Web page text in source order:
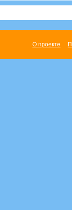
О проекте